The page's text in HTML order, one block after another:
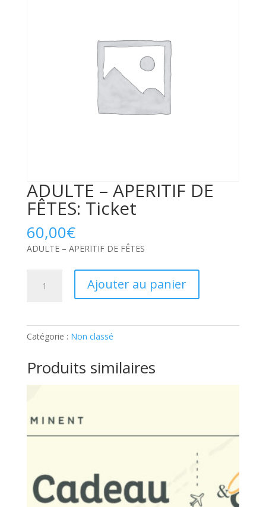
ADULTE – APERITIF DE
FÊTES: Ticket
60,00€
ADULTE – APERITIF DE FÊTES
APERITIF
Ticket
Ajouter au panier
Catégorie : Non classé
Produits similaires